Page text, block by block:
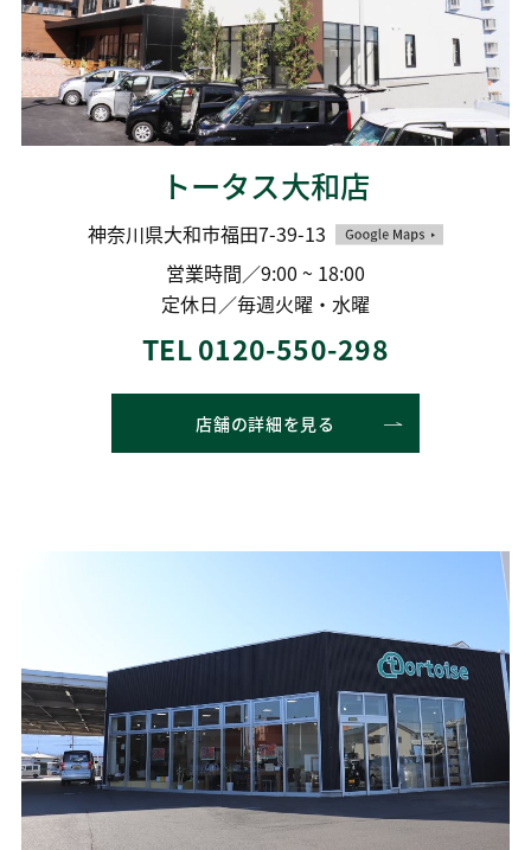
トータス大和店
神奈川県大和市福田7-39-13
営業時間／9:00 ~ 18:00
定休日／毎週火曜・水曜
TEL 0120-550-298
店舗の詳細を見る